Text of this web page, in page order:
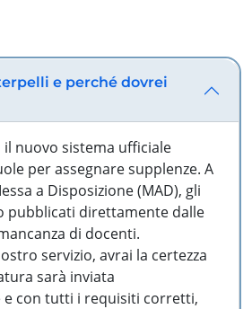
e perché dovrei
nuovo sistema ufficiale
per assegnare supplenze. A
a Disposizione (MAD), gli
pubblicati direttamente dalle
di docenti.
servizio, avrai la certezza
sarà inviata
con tutti i requisiti corretti,